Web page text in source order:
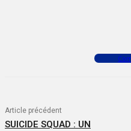
Article précédent
SUICIDE SQUAD : UN